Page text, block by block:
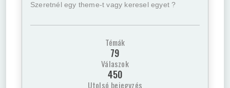
Szeretnél egy theme-t vagy keresel egyet ?
Témák
79
Válaszok
450
Utolsó bejegyzés